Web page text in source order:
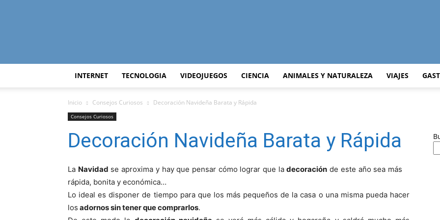
Curiosidades
del
INTERNET TECNOLOGIA VIDEOJUEGOS CIENCIA ANIMALES Y NATURALEZA VIAJES
Inicio Consejos Curiosos Decoración Navideña Barata y Rápida
Consejos Curiosos
Decoración Navideña Barata y Rápida
La Navidad se aproxima y hay que pensar cómo lograr que ladecoración de este año sea más
rápida, bonita y económica…
Lo ideal es disponer de tiempo para que los más pequeños de la casa o una misma pueda hacer
los adornos sin tener que comprarlos.